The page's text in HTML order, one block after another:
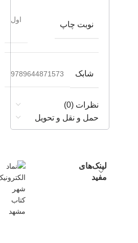
نوبت چاپ
اول
شابک 9789644871573
نظرات (0)
حمل و نقل و تحویل
لینک‌های
مفید